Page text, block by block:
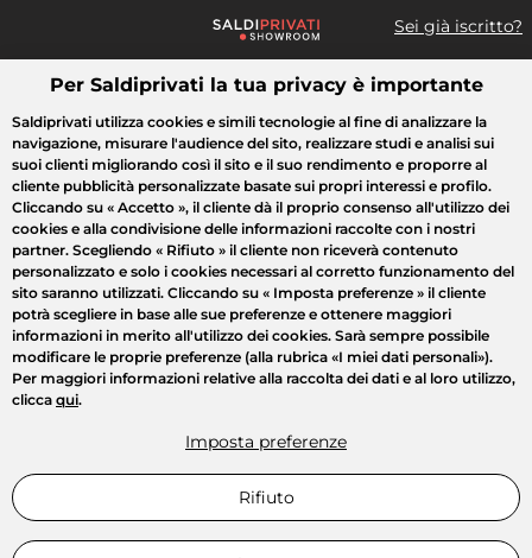
Sei già iscritto?
Cosa cerchi?
Tutte le vendite Moda Casa Bellezza Elettrodomestici
Per Saldiprivati la tua privacy è importante
Saldiprivati utilizza cookies e simili tecnologie al fine di analizzare la
navigazione, misurare l'audience del sito, realizzare studi e analisi sui
suoi clienti migliorando così il sito e il suo rendimento e proporre al
cliente pubblicità personalizzate basate sui propri interessi e profilo.
Cliccando su « Accetto », il cliente dà il proprio consenso all'utilizzo dei
cookies e alla condivisione delle informazioni raccolte con i nostri
partner. Scegliendo « Rifiuto » il cliente non riceverà contenuto
personalizzato e solo i cookies necessari al corretto funzionamento del
sito saranno utilizzati. Cliccando su « Imposta preferenze » il cliente
potrà scegliere in base alle sue preferenze e ottenere maggiori
informazioni in merito all'utilizzo dei cookies. Sarà sempre possibile
modificare le proprie preferenze (alla rubrica «I miei dati personali»).
Per maggiori informazioni relative alla raccolta dei dati e al loro utilizzo,
clicca qui.
Imposta preferenze
Rifiuto